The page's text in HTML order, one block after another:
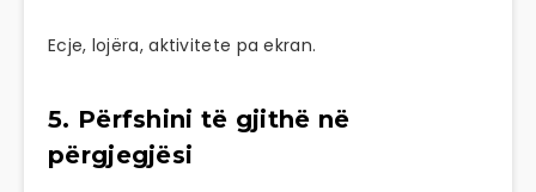
Ecje, lojëra, aktivitete pa ekran.
5. Përfshini të gjithë në
përgjegjësi